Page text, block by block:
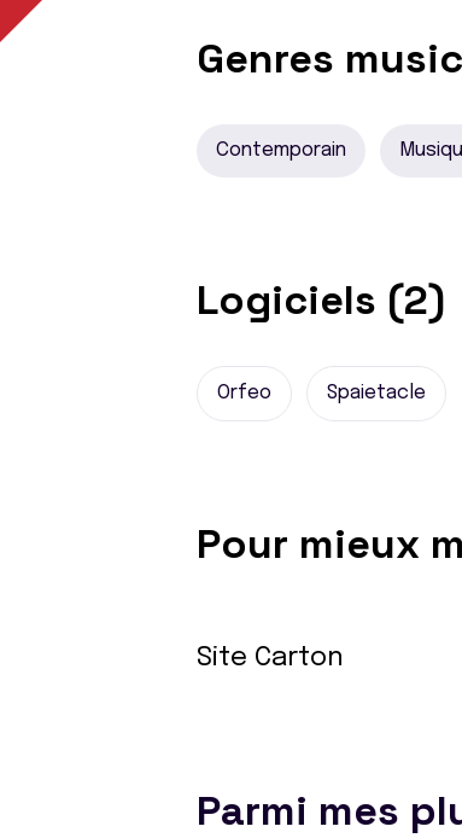
Genres
Contemporain
Logiciels (2)
Orfeo Spaietacle
Pour mieux
Site Carton
Parmi mes